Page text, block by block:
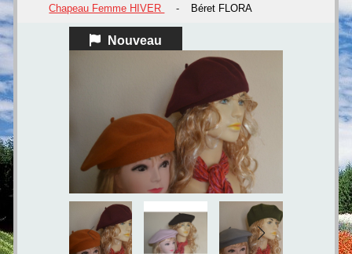
Chapeau Femme HIVER - Béret FLORA
Nouveau